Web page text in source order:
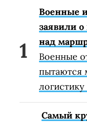
Военные
заявили
над
Военные
пытаются
Самый